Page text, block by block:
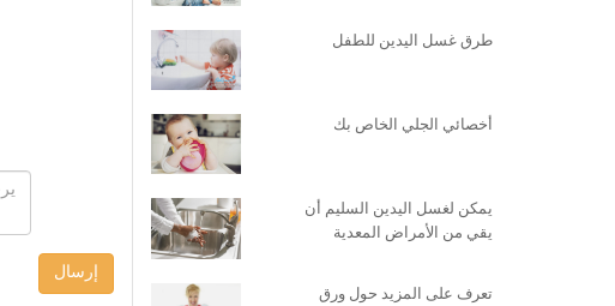
إرسال
طرق غسل اليدين للطفل
أخصائي الجلي الخاص بك
يمكن لغسل اليدين السليم أن
يقي من الأمراض المعدية
تعرف على المزيد حول ورق